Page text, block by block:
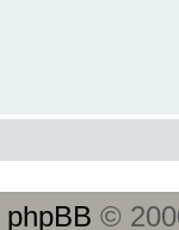
phpBB ©